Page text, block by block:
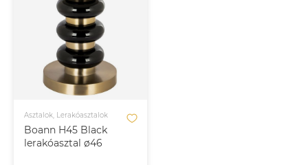
Boann H45 Black
lerakóasztal ø46
Asztalok, Lerakóasztalok